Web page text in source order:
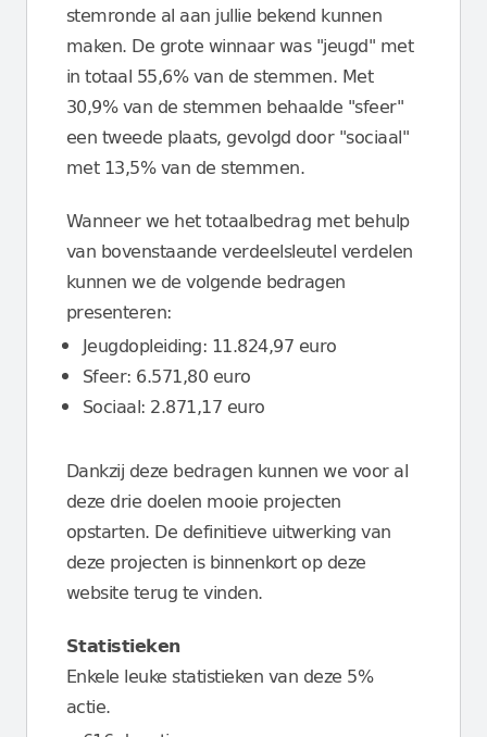
stemronde al aan jullie bekend kunnen
maken. De grote winnaar was "jeugd" met
in totaal 55,6% van de stemmen. Met
30,9% van de stemmen behaalde "sfeer"
een tweede plaats, gevolgd door "sociaal"
met 13,5% van de stemmen.
Wanneer we het totaalbedrag met behulp
van bovenstaande verdeelsleutel verdelen
kunnen we de volgende bedragen
presenteren:
Jeugdopleiding: 11.824,97 euro
Sfeer: 6.571,80 euro
Sociaal: 2.871,17 euro
Dankzij deze bedragen kunnen we voor al
deze drie doelen mooie projecten
opstarten. De definitieve uitwerking van
deze projecten is binnenkort op deze
website terug te vinden.
Statistieken
Enkele leuke statistieken van deze 5%
actie.